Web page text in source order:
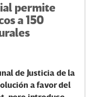
permite
a 150
de Justicia de la
a favor del